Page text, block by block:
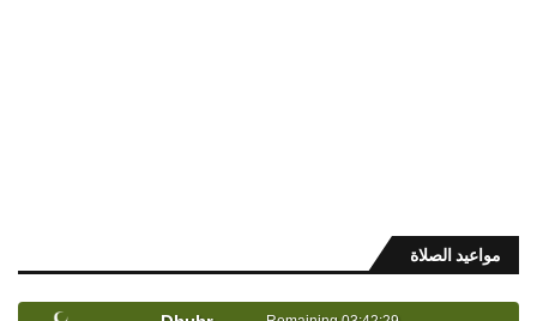
مواعيد الصلاة